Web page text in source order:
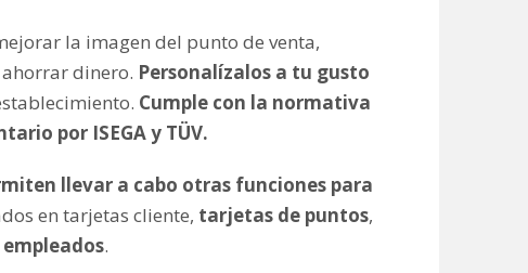
la imagen del punto de venta,
dinero. Personalízalos a tu gusto
Cumple con la normativa
por ISEGA y TÜV.
llevar a cabo otras funciones para
en tarjetas cliente, tarjetas de puntos,
.